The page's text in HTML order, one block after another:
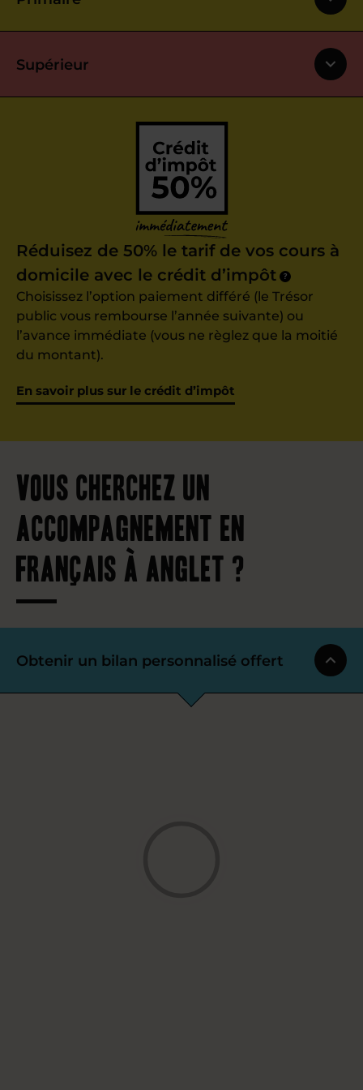
Supérieur
Réduisez de 50% le tarif de vos cours à
domicile avec le crédit d’impôt
?
Choisissez l’option paiement différé (le Trésor
public vous rembourse l’année suivante) ou
l’avance immédiate (vous ne règlez que la moitié
du montant).
En savoir plus sur le crédit d’impôt
Vous cherchez un
accompagnement en
français à Anglet ?
Obtenir un bilan personnalisé offert